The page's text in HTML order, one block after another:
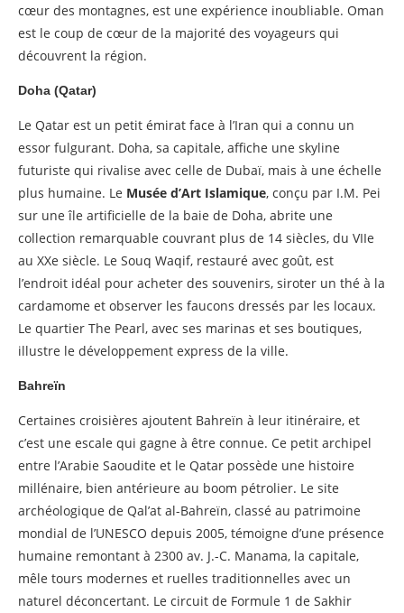
cœur des montagnes, est une expérience inoubliable. Oman
est le coup de cœur de la majorité des voyageurs qui
découvrent la région.
Doha (Qatar)
Le Qatar est un petit émirat face à l’Iran qui a connu un
essor fulgurant. Doha, sa capitale, affiche une skyline
futuriste qui rivalise avec celle de Dubaï, mais à une échelle
plus humaine. Le Musée d’Art Islamique, conçu par I.M. Pei
sur une île artificielle de la baie de Doha, abrite une
collection remarquable couvrant plus de 14 siècles, du VIIe
au XXe siècle. Le Souq Waqif, restauré avec goût, est
l’endroit idéal pour acheter des souvenirs, siroter un thé à la
cardamome et observer les faucons dressés par les locaux.
Le quartier The Pearl, avec ses marinas et ses boutiques,
illustre le développement express de la ville.
Bahreïn
Certaines croisières ajoutent Bahreïn à leur itinéraire, et
c’est une escale qui gagne à être connue. Ce petit archipel
entre l’Arabie Saoudite et le Qatar possède une histoire
millénaire, bien antérieure au boom pétrolier. Le site
archéologique de Qal’at al-Bahreïn, classé au patrimoine
mondial de l’UNESCO depuis 2005, témoigne d’une présence
humaine remontant à 2300 av. J.-C. Manama, la capitale,
mêle tours modernes et ruelles traditionnelles avec un
naturel déconcertant. Le circuit de Formule 1 de Sakhir